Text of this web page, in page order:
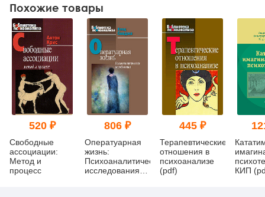
Похожие товары
520 ₽
Свободные
ассоциации:
Метод и
процесс
806 ₽
Оператуарная
жизнь:
Психоаналитические
исследования
445 ₽
Терапевтические
отношения в
психоанализе
(pdf)
КИП